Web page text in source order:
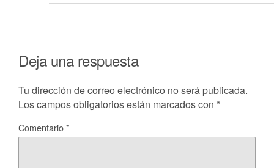
Deja una respuesta
Tu dirección de correo electrónico no será publicada.
Los campos obligatorios están marcados con *
Comentario*